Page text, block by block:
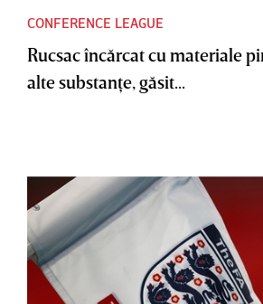
CONFERENCE LEAGUE
Rucsac încărcat cu materiale
alte substanţe, găsit...